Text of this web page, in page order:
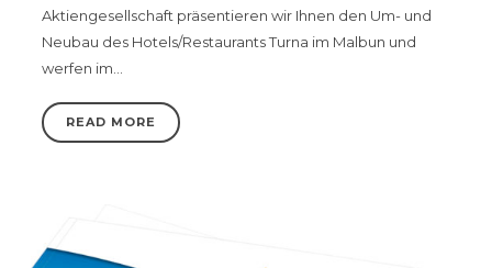
Aktiengesellschaft präsentieren wir Ihnen den Um- und
Neubau des Hotels/Restaurants Turna im Malbun und
werfen im…
READ MORE